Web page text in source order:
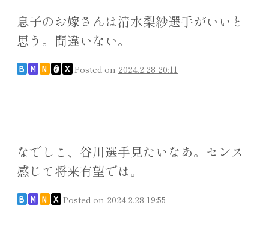
息子のお嫁さんは清水梨紗選手がいいと
思う。間違いない。
B M N @ X Posted on 2024.2.28 20:11
なでしこ、谷川選手見たいなあ。センス
感じて将来有望では。
B M N X Posted on 2024.2.28 19:55